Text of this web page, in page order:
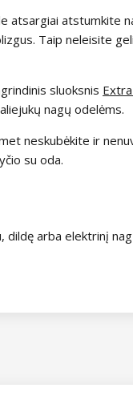
atsargiai atstumkite
Taip neleisite
sluoksnis
nagų odelėms.
neskubėkite ir
su oda.
dildę arba elektrinį